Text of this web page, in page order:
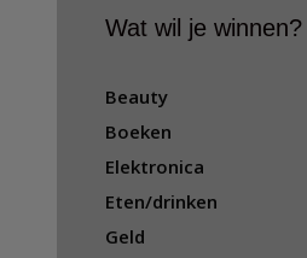
Wat wil je winnen?
Beauty
Boeken
Elektronica
Eten/drinken
Geld